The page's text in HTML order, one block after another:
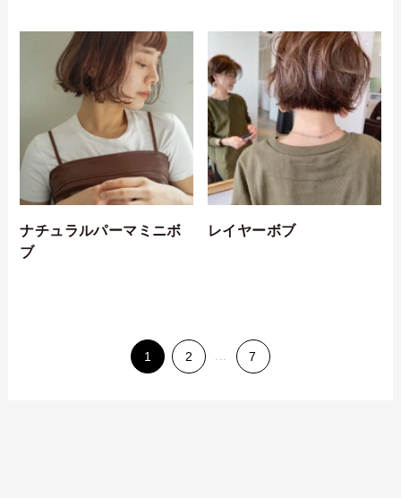
ナチュラルパーマミニボ
ブ
レイヤーボブ
1 2 7